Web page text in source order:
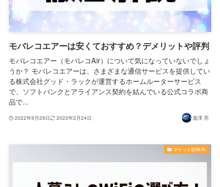
モバレコエアーは安くておすすめ？デメリットや評判
モバレコエアー（モバレコAir）について気になっていないでしょ
うか？ モバレコエアーは、さまざまな通信サービスを提供してい
る株式会社グッド・ラックが運営するホームルーターサービス
で、ソフトバンクとアライアンス契約を結んでいる公式コラボ商
品で...
2022年9月29日 2023年2月24日 瀧澤 亮
ポケット型Wi-Fi